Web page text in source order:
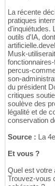
La récente
pratiques
d'inquiétudes.
outils d'IA,
Musk-
percus-
son-
du président
critiques
soulève des
légalité et de
conservation
Source : La
Et vous ?
Quel est votre
Trouvez-vous